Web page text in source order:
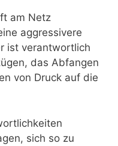
am Netz
aggressivere
ist verantwortlich
das Abfangen
von Druck auf die
sich so zu